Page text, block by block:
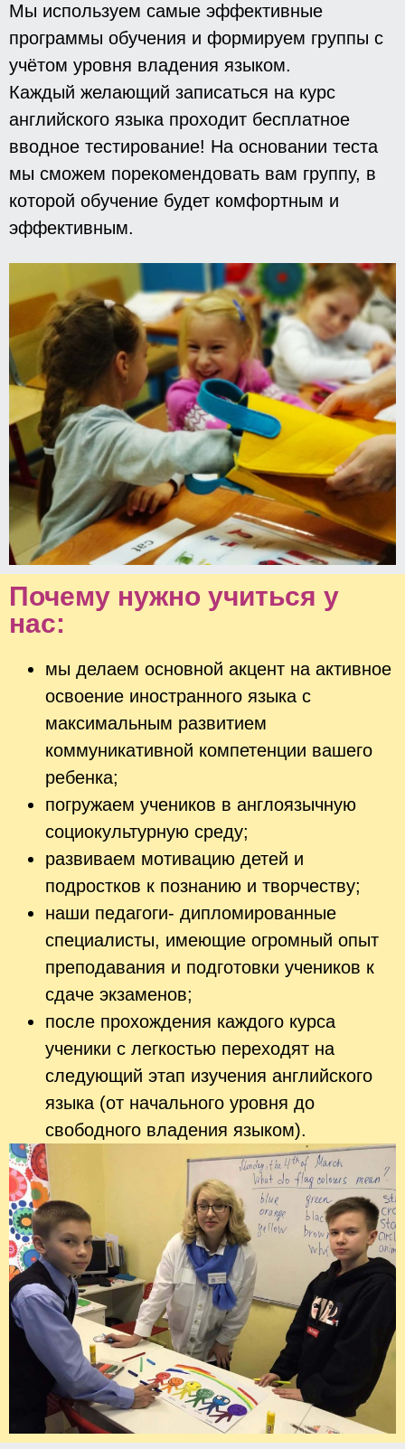
Мы используем самые эффективные
программы обучения и формируем группы с
учётом уровня владения языком.
Каждый желающий записаться на курс
английского языка проходит бесплатное
вводное тестирование! На основании теста
мы сможем порекомендовать вам группу, в
которой обучение будет комфортным и
эффективным.
Почему нужно учиться у
нас:
мы делаем основной акцент на активное
освоение иностранного языка с
максимальным развитием
коммуникативной компетенции вашего
ребенка;
погружаем учеников в англоязычную
социокультурную среду;
развиваем мотивацию детей и
подростков к познанию и творчеству;
наши педагоги- дипломированные
специалисты, имеющие огромный опыт
преподавания и подготовки учеников к
сдаче экзаменов;
после прохождения каждого курса
ученики с легкостью переходят на
следующий этап изучения английского
языка (от начального уровня до
свободного владения языком).